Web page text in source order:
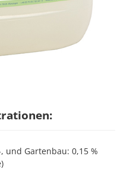
und Gartenbau: 0,15 %